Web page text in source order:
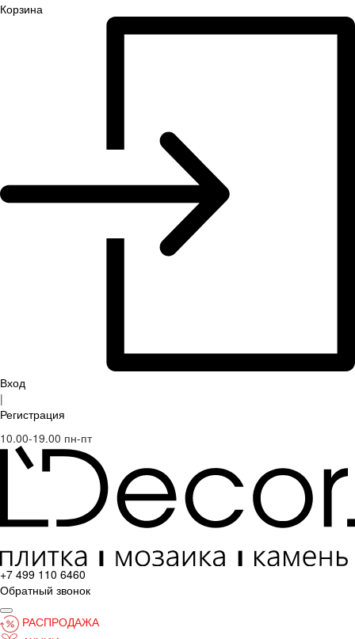
Корзина
Вход
|
Регистрация
10.00-19.00 пн-пт
+7 499 110 6460
Обратный звонок
РАСПРОДАЖА